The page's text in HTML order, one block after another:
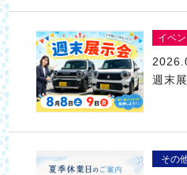
イベ
週末
その